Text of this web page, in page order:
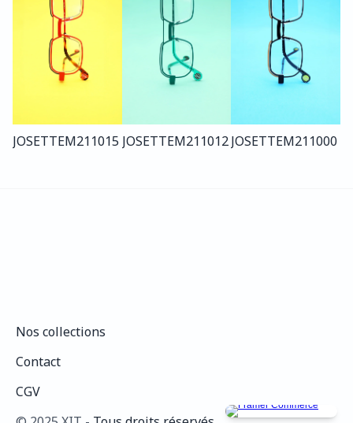
JOSETTEM211015 JOSETTEM211012JOSETTEM211000
Nos collections
Contact
CGV